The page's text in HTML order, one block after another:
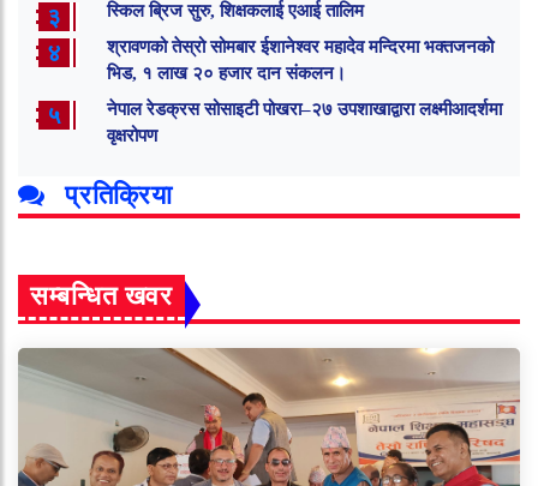
३ स्किल ब्रिज सुरु, शिक्षकलाई एआई तालिम
४
श्रावणको तेस्रो सोमबार ईशानेश्वर महादेव मन्दिरमा भक्तजनको
भिड, १ लाख २० हजार दान संकलन।
५
नेपाल रेडक्रस सोसाइटी पोखरा–२७ उपशाखाद्वारा लक्ष्मीआदर्शमा
वृक्षरोपण
प्रतिक्रिया
सम्बन्धित खवर